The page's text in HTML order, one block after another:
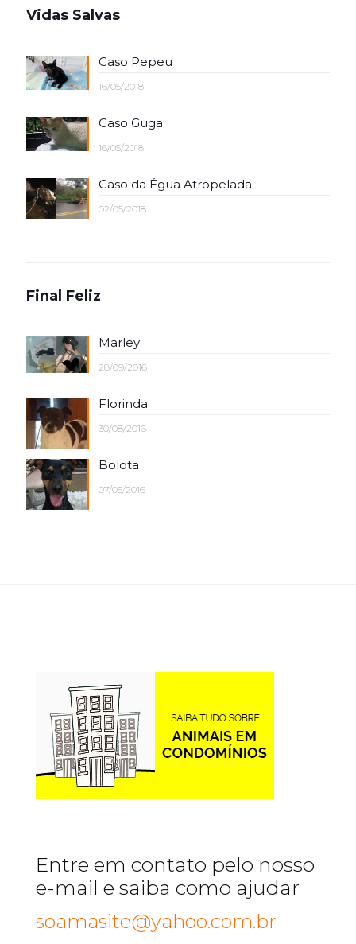
Vidas Salvas
Caso Pepeu
16/05/2018
Caso Guga
16/05/2018
Caso da Égua Atropelada
02/05/2018
Final Feliz
Marley
28/09/2016
Florinda
30/08/2016
Bolota
07/05/2016
Entre em contato pelo nosso
e-mail e saiba como ajudar
soamasite@yahoo.com.br